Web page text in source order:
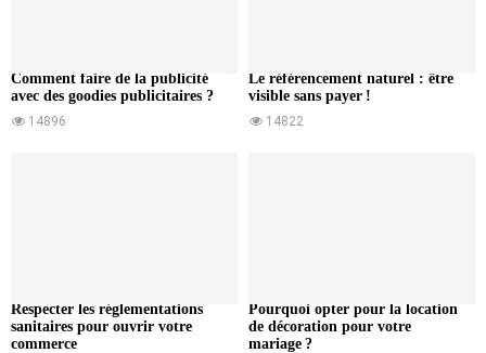
Comment faire de la publicité
avec des goodies publicitaires ?
14896
Le référencement naturel : être
visible sans payer !
14822
Respecter les réglementations
sanitaires pour ouvrir votre
commerce
Pourquoi opter pour la location
de décoration pour votre
mariage ?